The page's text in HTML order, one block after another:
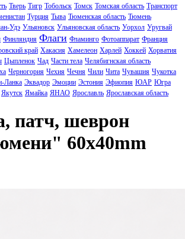
Тверь Тигр Тобольск Томск Томская область Транспорт
Турция Тыва Тюменская область Тюмень
Удэ Ульяновск Ульяновская область Уорхол Уругвай
Финляндия Флаги Фламинго Фотоаппарат Франция
край Хакасия Хамелеон Харлей Хоккей Хорватия
Цыпленок Чад Части тела Челябигнская область
Черногория Чехия Чечня Чили Чита Чувашия Чукотка
Ланка Эквадор Эмоции Эстония Эфиопия ЮАР Югра
Якутск Ямайка ЯНАО Ярославль Ярославская область
патч, шеврон
60x40mm